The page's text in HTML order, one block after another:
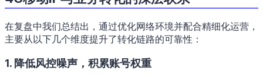
在复盘中我们总结出，通过优化网络环境并配合精细化运营，
主要从以下几个维度提升了转化链路的可靠性：
1. 降低风控噪声，积累账号权重